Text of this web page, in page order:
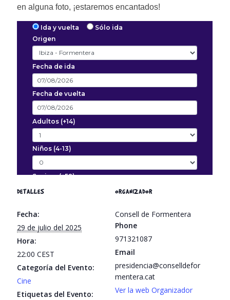
en alguna foto, ¡estaremos encantados!
DETALLES
Fecha:
29 de julio del 2025
Hora:
22:00CEST
Categoría del Evento:
Cine
Etiquetas del Evento:
ORGANIZADOR
Consell de Formentera
Phone
971321087
Email
presidencia@conselldefor
mentera.cat
Ver la web Organizador